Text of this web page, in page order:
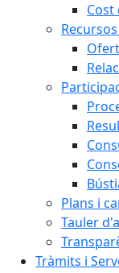
Cost
Plans i
Tauler
Tràmits i